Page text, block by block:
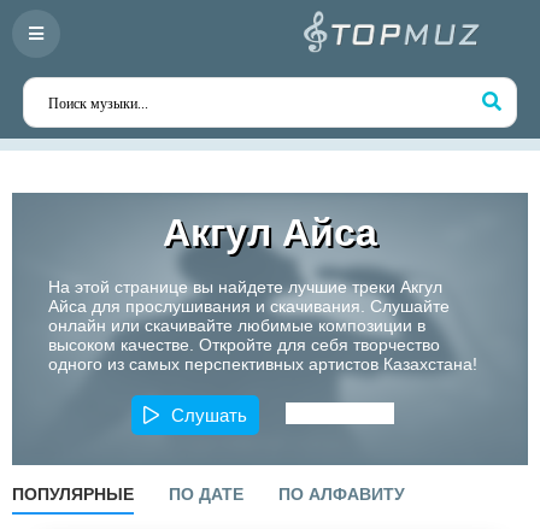
Акгул Айса
На этой странице вы найдете лучшие треки Акгул
Айса для прослушивания и скачивания. Слушайте
онлайн или скачивайте любимые композиции в
высоком качестве. Откройте для себя творчество
одного из самых перспективных артистов Казахстана!
Слушать
ПОПУЛЯРНЫЕ ПО ДАТЕ ПО АЛФАВИТУ